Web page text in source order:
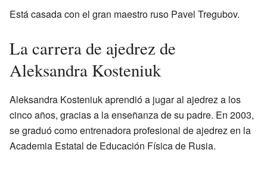
Está casada con el gran maestro ruso Pavel Tregubov.
La carrera de ajedrez de
Aleksandra Kosteniuk
Aleksandra Kosteniuk aprendió a jugar al ajedrez a los
cinco años, gracias a la enseñanza de su padre. En 2003,
se graduó como entrenadora profesional de ajedrez en la
Academia Estatal de Educación Física de Rusia.